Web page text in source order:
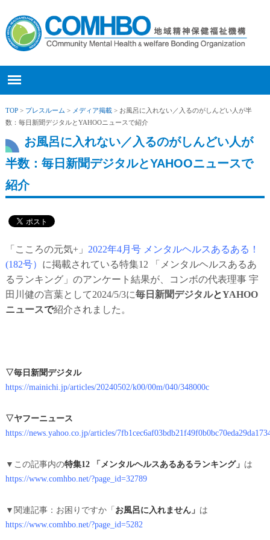
TOP> プレスルーム > メディア掲載> お風呂に入れない／入るのがしんどい人が半
数：毎日新聞デジタルとYAHOOニュースで紹介
お風呂に入れない／入るのがしんどい人が
半数：毎日新聞デジタルとYAHOOニュースで
紹介
「こころの元気+」 2022年4月号 メンタルヘルスあるある！
(182号） に掲載されている特集12 「 メンタルヘルスあるあ
るランキング」のアンケート結果が、コンボの代表理事 宇
田川健の言葉として2024/5/3に毎日新聞デジタルとYAHOO
ニュースで紹介されました。
▽毎日新聞デジタル
https://mainichi.jp/articles/20240502/k00/00m/040/348000c
▽ヤフーニュース
https://news.yahoo.co.jp/articles/
▼この記事内の特集12 「メンタルヘルスあるあるランキング」 は
https://www.comhbo.net/?page_id=32789
▼関連記事：お困りですか「 お風呂に入れません」 は
https://www.comhbo.net/?page_id=5282